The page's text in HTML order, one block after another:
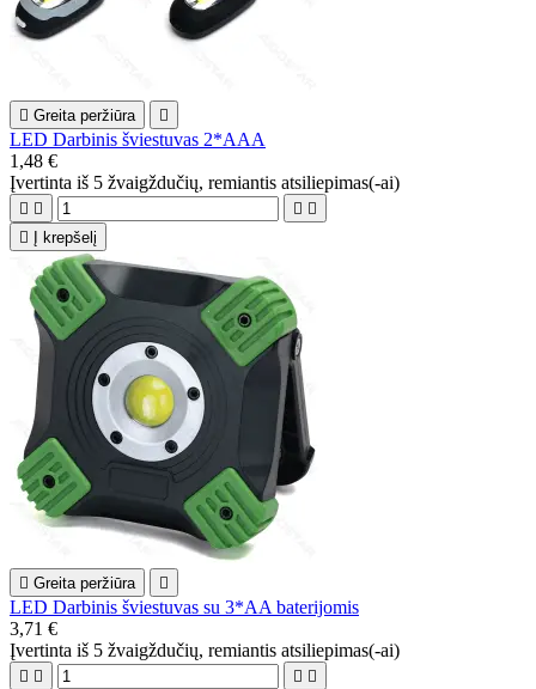
 Greita peržiūra 
LED Darbinis šviestuvas 2*AAA
1,48 €
Įvertinta iš 5 žvaigždučių, remiantis atsiliepimas(-ai)
   

Į krepšelį
 Greita peržiūra 
LED Darbinis šviestuvas su 3*AA baterijomis
3,71 €
Įvertinta iš 5 žvaigždučių, remiantis atsiliepimas(-ai)
   